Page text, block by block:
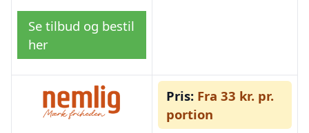
Se tilbud og bestil
her
Pris: Fra 33 kr. pr.
portion